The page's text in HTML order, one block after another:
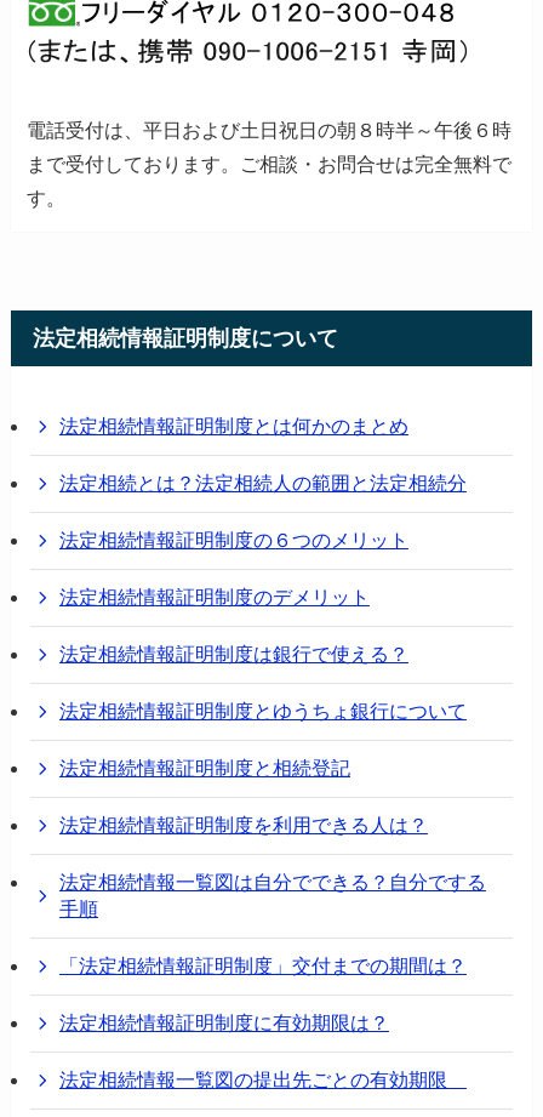
電話受付は、平日および土日祝日の朝８時半～午後６時
まで受付しております。 ご相談・お問合せは完全無料で
す。
法定相続情報証明制度について
法定相続情報証明制度とは何かのまとめ
法定相続とは？法定相続人の範囲と法定相続分
法定相続情報証明制度の６つのメリット
法定相続情報証明制度のデメリット
法定相続情報証明制度は銀行で使える？
法定相続情報証明制度とゆうちょ銀行について
法定相続情報証明制度と相続登記
法定相続情報証明制度を利用できる人は？
法定相続情報一覧図は自分でできる？自分でする
手順
「法定相続情報証明制度」交付までの期間は？
法定相続情報証明制度に有効期限は？
法定相続情報一覧図の提出先ごとの有効期限